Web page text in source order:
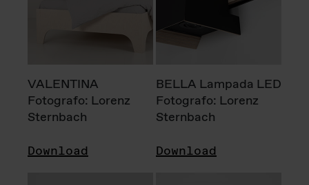
VALENTINA
Fotografo: Lorenz
Sternbach
Download
BELLA Lampada LED
Fotografo: Lorenz
Sternbach
Download